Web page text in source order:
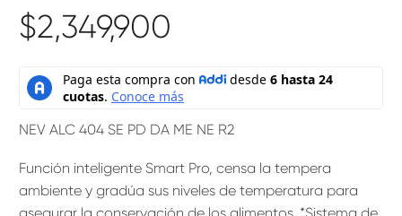
$2,349,900
NEV ALC 404 SE PD DA ME NE R2
Función inteligente Smart Pro, censa la tempera
ambiente y gradúa sus niveles de temperatura para
asegurar la conservación de los alimentos. *Sistema de